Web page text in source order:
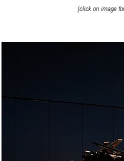
(click on image